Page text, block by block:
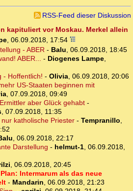
RSS-Feed dieser Diskussion
kapituliert vor Moskau. Merkel allein
, 06.09.2018, 17:54
- ABER- Balu, 06.09.2018, 18:45
ABER... - Diogenes Lampe,
- Hoffentlich! - Olivia, 06.09.2018, 20:06
US-Staaten beginnen mit
, 07.09.2018, 09:49
aber Glück gehabt-
, 07.09.2018, 11:35
katholische Priester- Tempranillo,
, 06.09.2018, 22:17
Darstellung - helmut-1, 06.09.2018,
, 06.09.2018, 20:45
Intermarum als das neue
- Mandarin, 06.09.2018, 21:23